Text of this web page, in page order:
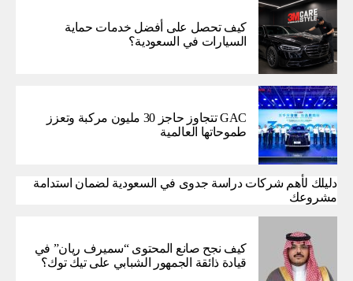
كيف تحصل على أفضل خدمات حماية
السيارات في السعودية؟
GAC تتجاوز حاجز 30 مليون مركبة وتعزز
طموحاتها العالمية
دليلك لأهم شركات دراسة جدوى في السعودية لضمان استدامة
مشروعك
كيف نجح صانع المحتوى “سميرف ريان” في
قيادة ذائقة الجمهور الشبابي على تيك توك؟